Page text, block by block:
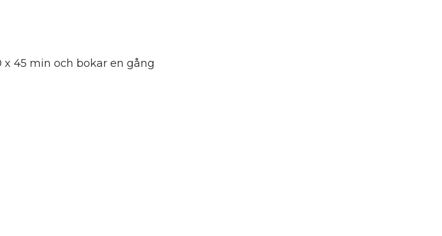
45 min och bokar en gång i veckan kommer kontinuiteten över längre tid